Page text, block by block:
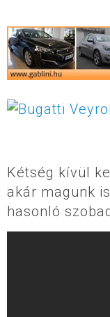
Kétség kívül
akár magunk
hasonló